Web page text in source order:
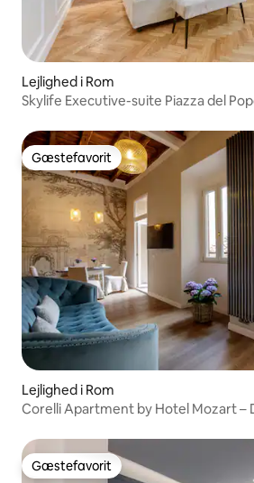
Lejlighed i Rom
Skylife Executive-suite Piazza del
Gæstefavorit
Gæstefavorit
Lejlighed i Rom
Corelli Apartment by Hotel Mozart –
Gæstefavorit
Gæstefavorit